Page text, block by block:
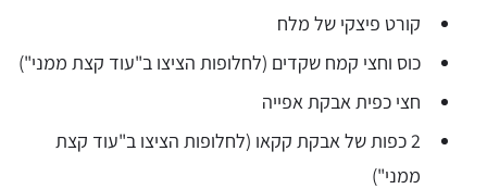
⁠קורט פיצקי של מלח
כוס וחצי קמח שקדים (לחלופות הציצו ב"עוד קצת ממני")
⁠חצי כפית אבקת אפייה
2 כפות של אבקת קקאו (לחלופות הציצו ב"עוד קצת
ממני")